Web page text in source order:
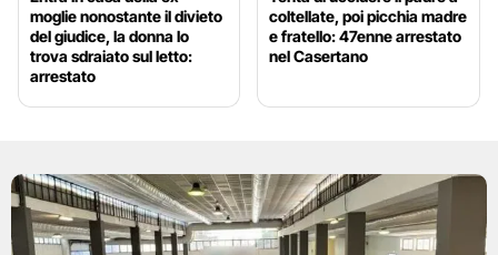
moglie nonostante il divieto
del giudice, la donna lo
trova sdraiato sul letto:
arrestato
coltellate, poi picchia madre
e fratello: 47enne arrestato
nel Casertano